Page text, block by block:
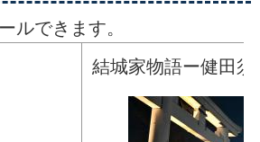
ルできます。
結城家物語ー健田